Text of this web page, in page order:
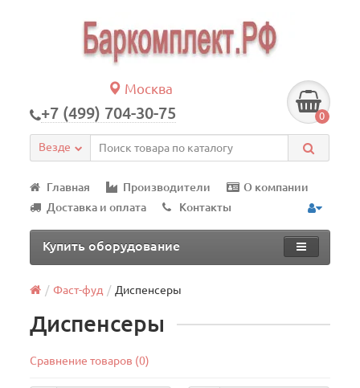
Москва
+7 (499) 704-30-75 0
Везде
Главная Производители
О компании
Доставка и оплата
Контакты
Купить оборудование
Фаст-фуд Диспенсеры
Диспенсеры
Сравнение товаров (0)